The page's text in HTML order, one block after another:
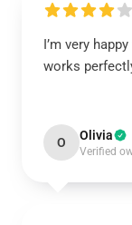
I’m very
works
O Olivia
Verified